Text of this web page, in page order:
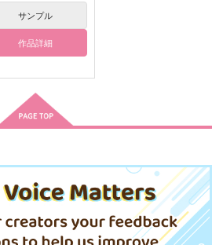
サンプル
作品詳細
787
のモリアーティ
シャーロック×ウィリアム
サンプル
Memory Lane
1,965円 （税込）
憂国のモリアーティ
シャーロック×ウィリアム
サンプル
サンプル
作品詳細